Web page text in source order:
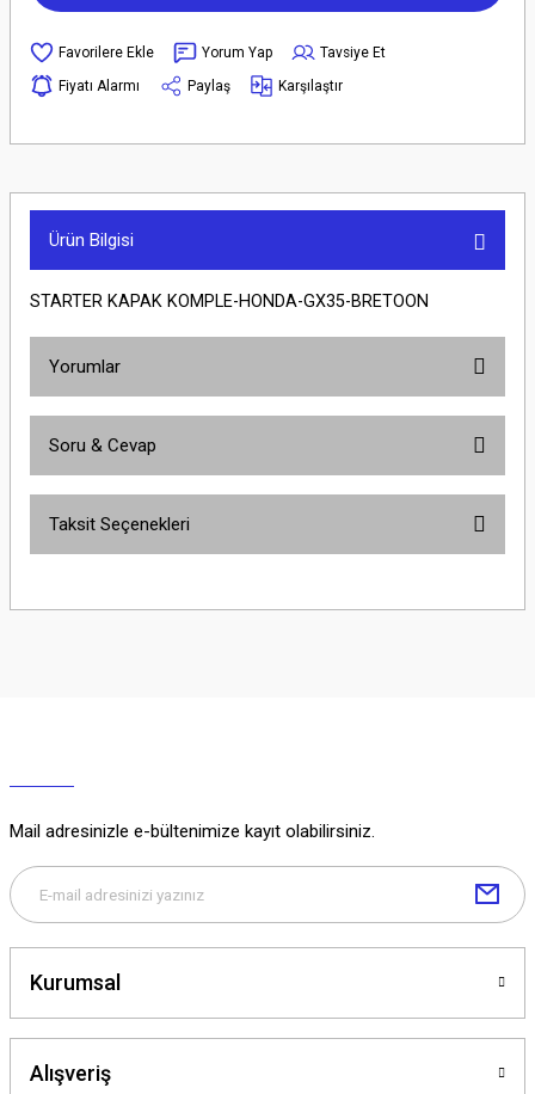
Yorum Yap
Tavsiye Et
Fiyatı Alarmı
Paylaş Karşılaştır
Ürün Bilgisi
STARTER KAPAK KOMPLE-HONDA-GX35-BRETOON
Yorumlar
Soru & Cevap
Soru Sor
Taksit Seçenekleri
Mail adresinizle e-bültenimize kayıt olabilirsiniz.
Kurumsal
Alışveriş